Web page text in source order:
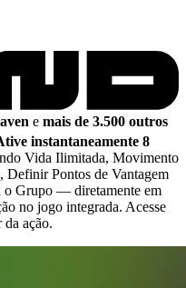
e mais de 3.500 outros
instantaneamente 8
Vida Ilimitada, Movimento
Pontos de Vantagem
o Grupo — diretamente em
no jogo integrada. Acesse
da ação.